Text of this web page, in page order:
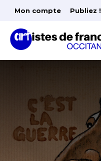
Mon compte Publiez !